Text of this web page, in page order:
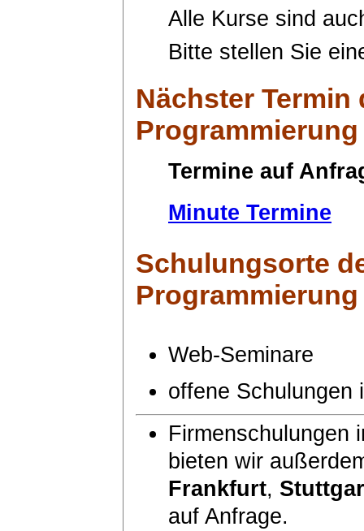
Alle Kurse sind
Bitte stellen Sie
Nächster Termin
Termine auf
Minute Termine
Schulungsorte
Web-Seminare
offene Schulungen
Firmenschulungen
bieten wir
Frankfurt,
auf Anfrage.